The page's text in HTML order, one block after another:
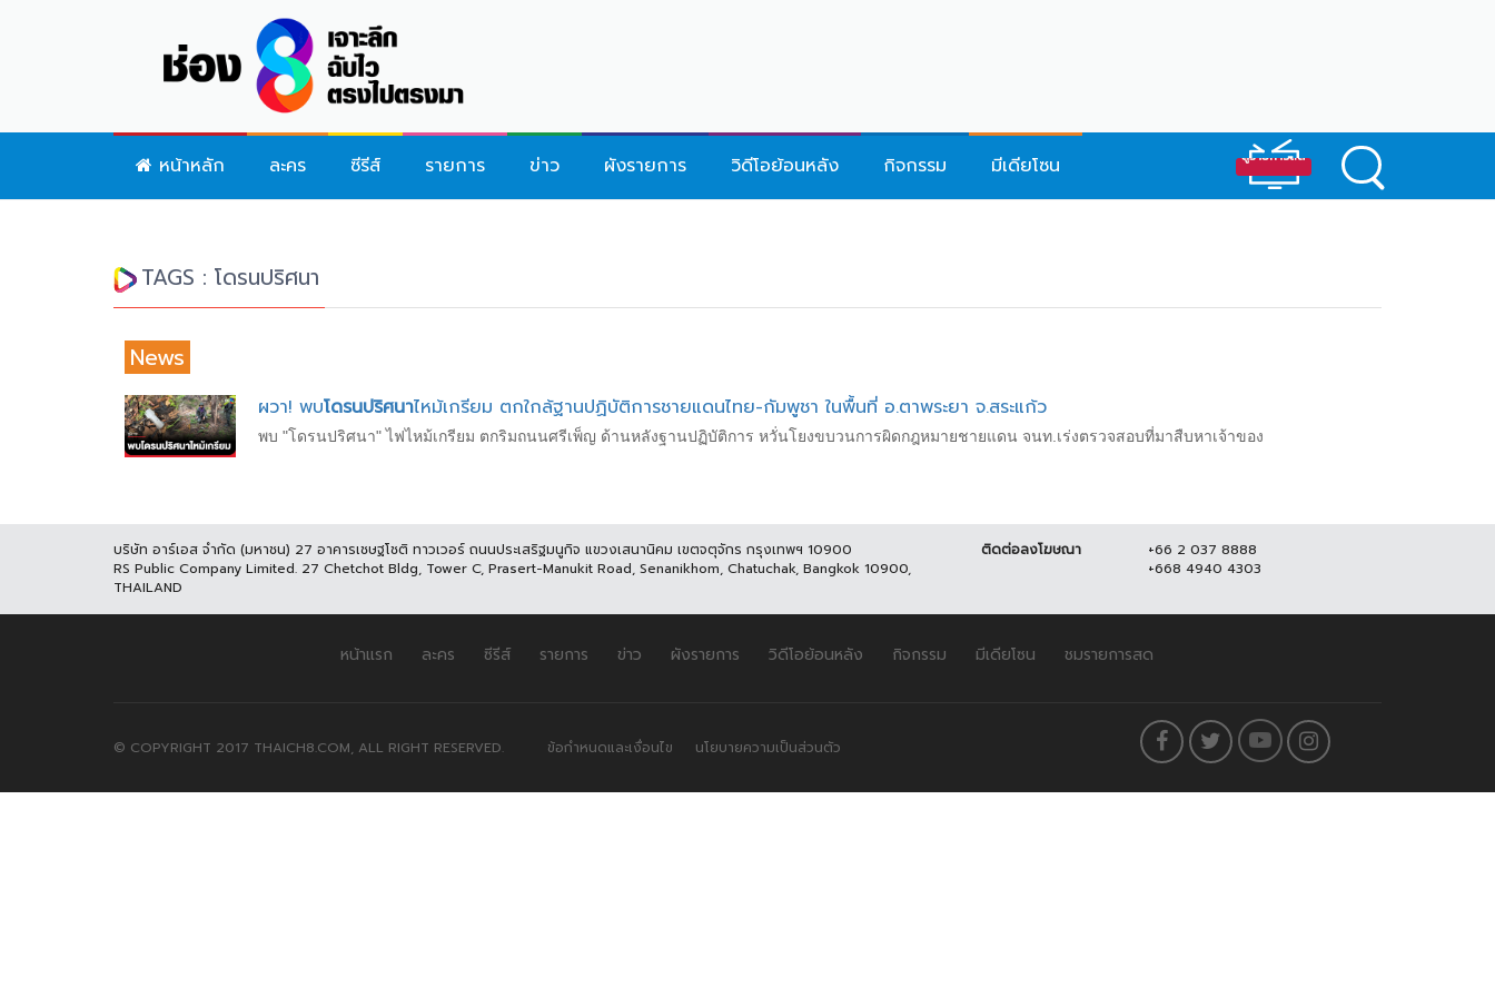
หน้าหลัก ละคร ซีรีส์ รายการ ข่าว ผังรายการ วิดีโอย้อนหลัง กิจกรรม มีเดียโซน
TAGS : โดรนปริศนา
News
ผวา! พบโดรนปริศนาไหม้เกรียม ตกใกล้ฐานปฏิบัติการชายแดนไทย-กัมพูชา ในพื้นที่ อ.ตาพระยา จ.สระแก้ว
พบ "โดรนปริศนา" ไฟไหม้เกรียม ตกริมถนนศรีเพ็ญ ด้านหลังฐานปฏิบัติการ หวั่นโยงขบวนการผิดกฎหมายชายแดน จนท.เร่งตรวจสอบที่มาสืบหาเจ้าของ
บริษัท อาร์เอส จำกัด (มหาชน) 27 อาคารเชษฐโชติ ทาวเวอร์ ถนนประเสริฐมนูกิจ แขวงเสนานิคม เขตจตุจักร กรุงเทพฯ 10900
RS Public Company Limited. 27 Chetchot Bldg, Tower C, Prasert-Manukit Road, Senanikhom, Chatuchak, Bangkok 10900,
THAILAND
ติดต่อลงโฆษณา
+66 2 037 8888
+668 4940 4303
หน้าแรก ละคร ซีรีส์ รายการ ข่าว ผังรายการ วิดีโอย้อนหลัง กิจกรรม มีเดียโซน ชมรายการสด
© COPYRIGHT 2017 THAICH8.COM, ALL RIGHT RESERVED. ข้อกำหนดและเงื่อนไข นโยบายความเป็นส่วนตัว